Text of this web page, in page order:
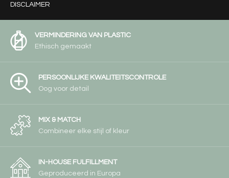
DISCLAIMER
VERMINDERING VAN PLASTIC
Ethisch gemaakt
PERSOONLIJKE KWALITEITSCONTROLE
Oog voor detail
MIX & MATCH
Combineer elke stijl of kleur
IN-HOUSE FULFILLMENT
Geproduceerd in Europa